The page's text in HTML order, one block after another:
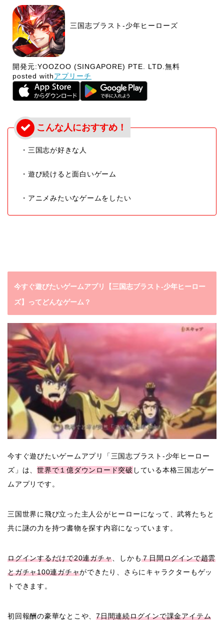
三国志ブラスト-少年ヒーローズ
開発元:YOOZOO (SINGAPORE) PTE. LTD. 無料
posted withアプリーチ
・三国志が好きな人
・遊び続けると面白いゲーム
・アニメみたいなゲームをしたい
今すぐ遊びたいゲームアプリ【三国志ブラスト-少年ヒーロー
ズ】ってどんなゲーム？
今すぐ遊びたいゲームアプリ「三国志ブラスト-少年ヒーロー
ズ」は、世界で１億ダウンロード突破 している本格三国志ゲー
ムアプリです。
三国世界に飛び立った主人公がヒーローになって、武将たちと
共に謎の力を持つ書物を探す内容になっています。
ログインするだけで20連ガチャ、しかも７日間ログインで趙雲
とガチャ100連ガチャができたり、さらにキャラクターもゲッ
トできます。
初回報酬の豪華なとこや、7日間連続ログインで課金アイテム